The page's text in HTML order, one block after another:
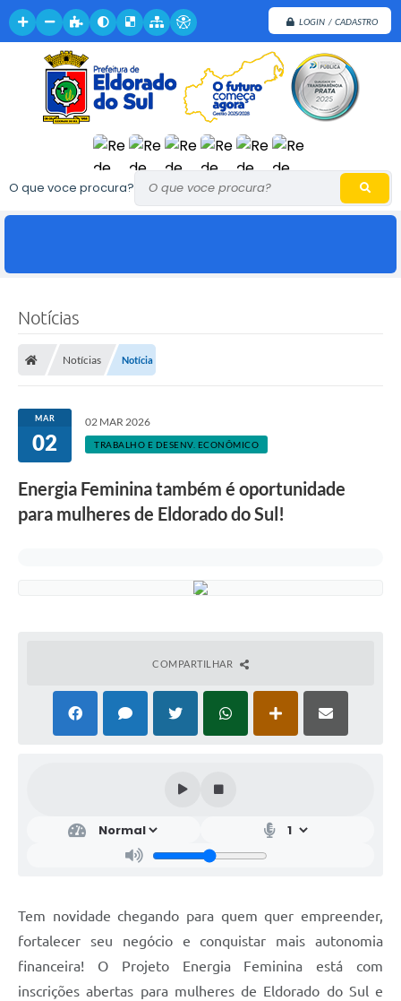
LOGIN / CADASTRO
O que voce procura?
Notícias
Notícias Notícia
MAR
02
02 MAR 2026
TRABALHO E DESENV. ECONÔMICO
Energia Feminina também é oportunidade
para mulheres de Eldorado do Sul!
COMPARTILHAR
Tem novidade chegando para quem quer empreender,
fortalecer seu negócio e conquistar mais autonomia
financeira! O Projeto Energia Feminina está com
inscrições abertas para mulheres de Eldorado do Sul e